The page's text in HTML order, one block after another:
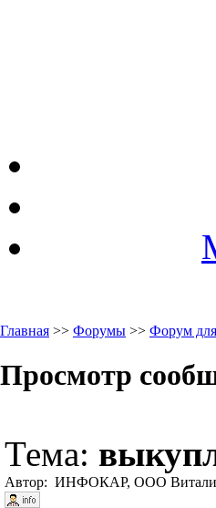
Главная >> Форумы >> Форум
Просмотр
Тема:
Автор: ИНФОКАР, ООО